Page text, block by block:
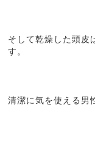
そして乾燥した頭皮
す。
清潔に気を使える男